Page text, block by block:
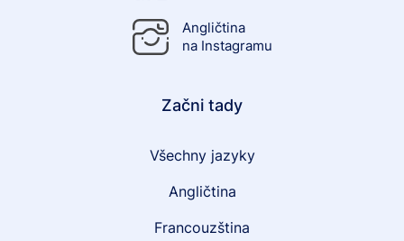
Angličtina
na Instagramu
Začni tady
Všechny jazyky
Angličtina
Francouzština